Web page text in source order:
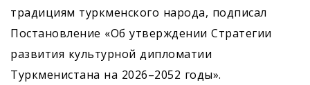
традициям туркменского народа, подписал
Постановление «Об утверждении Стратегии
развития культурной дипломатии
Туркменистана на 2026–2052 годы».